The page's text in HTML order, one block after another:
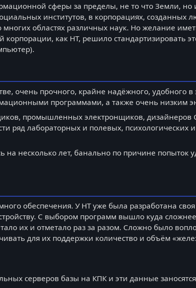
сферы за пределы, не то что Земли, но
институтов, в корпорациях, созданных
областях различных наук. Но желание
как НТ, решило стандартизировать
очень прочного, крайне надёжного, удобного в
программами, а также очень низким
промышленных электронщиков, дизайнеров
ряд лабораторных и полевых, психологических
на несколько лет, банально по причине попыток
обеспечения. У НТ уже была разработана
С выбором программ вышло куда
их и отметало раз за разом. Сложно было
для их поддержки количество и объём
серверов базы на КПК и эти данные